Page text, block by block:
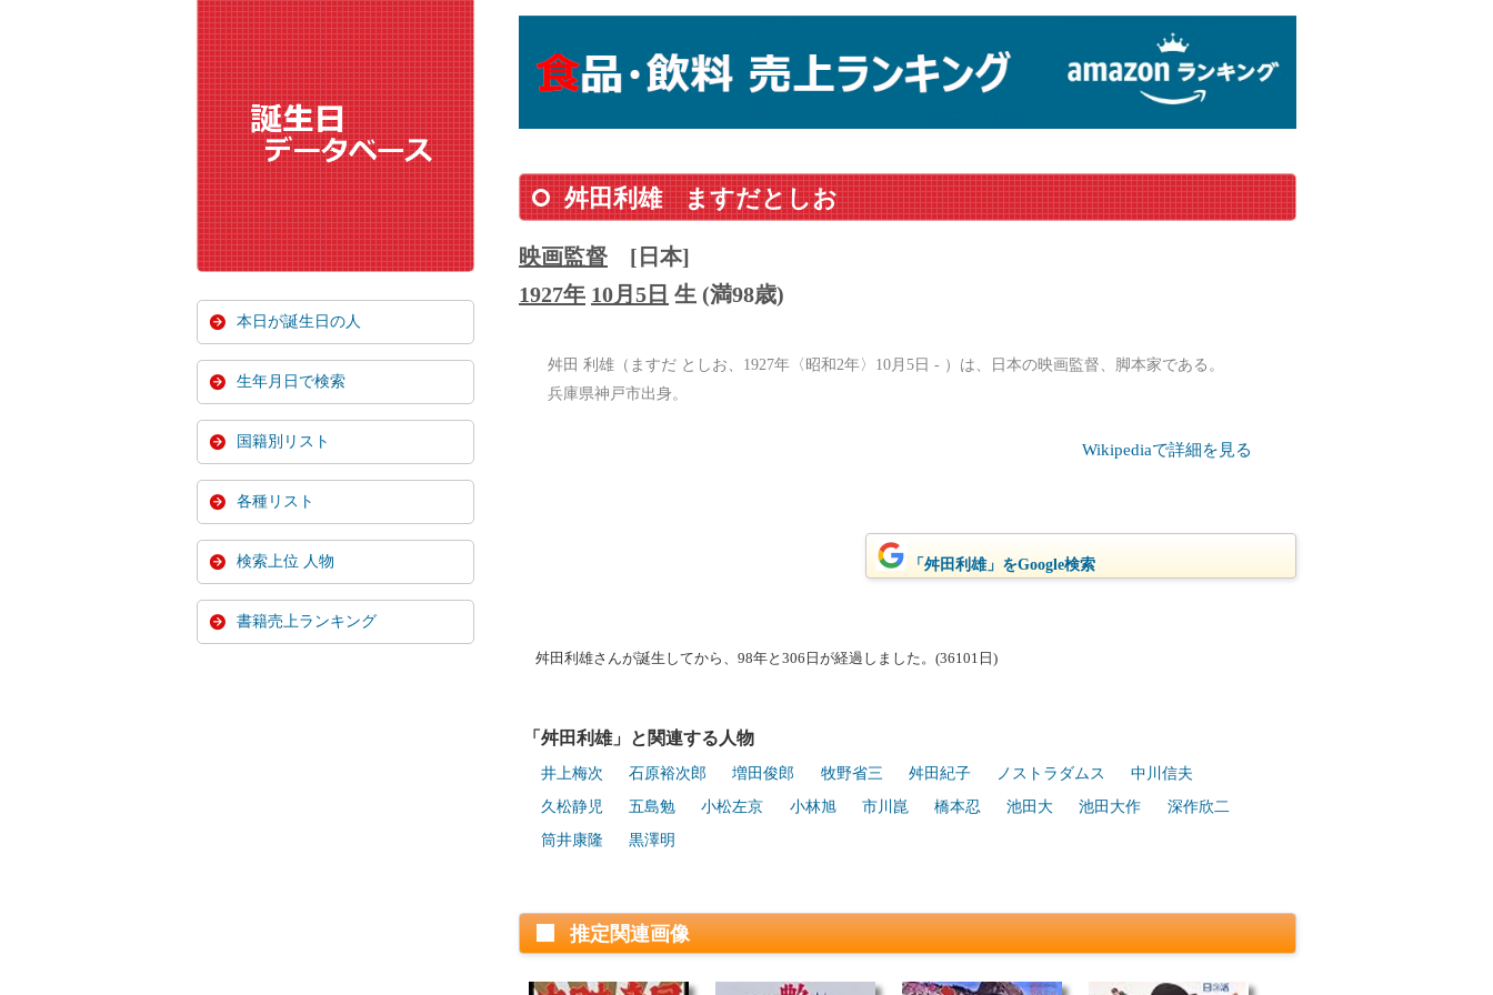
舛田利雄 ますだとしお
映画監督
[日本]
1927年 10月5日 生 (満98歳)
舛田 利雄（ますだ としお、1927年〈昭和2年〉10月5日 - ）は、日本の映画監督、脚本家である。
兵庫県神戸市出身。
Wikipediaで詳細を見る
「舛田利雄」をGoogle検索
舛田利雄さんが誕生してから、98年と306日が経過しました。(36101日)
「舛田利雄」と関連する人物
井上梅次 石原裕次郎 増田俊郎 牧野省三 舛田紀子 ノストラダムス
中川信夫
久松静児
五島勉 小松左京 小林旭 市川崑 橋本忍 池田大 池田大作
深作欣二
筒井康隆
黒澤明
推定関連画像
本日が誕生日の人
生年月日で検索
国籍別リスト
各種リスト
検索上位 人物
書籍売上ランキング